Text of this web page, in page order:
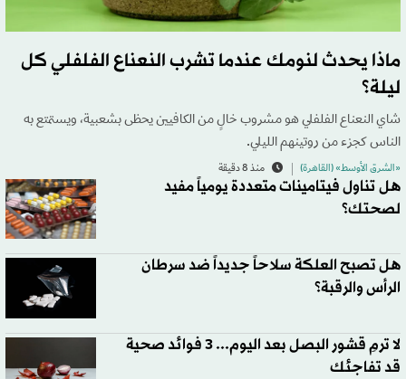
ماذا يحدث لنومك عندما تشرب النعناع الفلفلي كل
ليلة؟
شاي النعناع الفلفلي هو مشروب خالٍ من الكافيين يحظى بشعبية، ويستمتع به
الناس كجزء من روتينهم الليلي.
«الشرق الأوسط» (القاهرة) منذ 8 دقيقة
هل تناول فيتامينات متعددة يومياً مفيد
لصحتك؟
هل تصبح العلكة سلاحاً جديداً ضد سرطان
الرأس والرقبة؟
لا ترمِ قشور البصل بعد اليوم... 3 فوائد صحية
قد تفاجئك